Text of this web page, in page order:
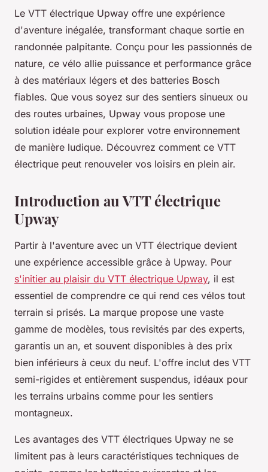
Le VTT électrique Upway offre une expérience
d'aventure inégalée, transformant chaque sortie en
randonnée palpitante. Conçu pour les passionnés de
nature, ce vélo allie puissance et performance grâce
à des matériaux légers et des batteries Bosch
fiables. Que vous soyez sur des sentiers sinueux ou
des routes urbaines, Upway vous propose une
solution idéale pour explorer votre environnement
de manière ludique. Découvrez comment ce VTT
électrique peut renouveler vos loisirs en plein air.
Introduction au VTT électrique
Upway
Partir à l'aventure avec un VTT électrique devient
une expérience accessible grâce à Upway. Pour
s'initier au plaisir du VTT électrique Upway, il est
essentiel de comprendre ce qui rend ces vélos tout
terrain si prisés. La marque propose une vaste
gamme de modèles, tous revisités par des experts,
garantis un an, et souvent disponibles à des prix
bien inférieurs à ceux du neuf. L'offre inclut des VTT
semi-rigides et entièrement suspendus, idéaux pour
les terrains urbains comme pour les sentiers
montagneux.
Les avantages des VTT électriques Upway ne se
limitent pas à leurs caractéristiques techniques de